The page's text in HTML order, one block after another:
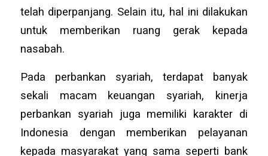
telah diperpanjang. Selain itu, hal ini dilakukan
untuk memberikan ruang gerak kepada
nasabah.
Pada perbankan syariah, terdapat banyak
sekali macam keuangan syariah, kinerja
perbankan syariah juga memiliki karakter di
Indonesia dengan memberikan pelayanan
kepada masyarakat yang sama seperti bank